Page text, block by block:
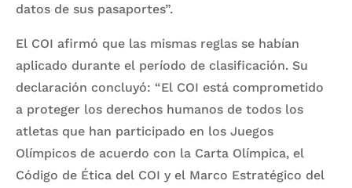
datos de sus pasaportes”.
El COI afirmó que las mismas reglas se habían
aplicado durante el período de clasificación. Su
declaración concluyó: “El COI está comprometido
a proteger los derechos humanos de todos los
atletas que han participado en los Juegos
Olímpicos de acuerdo con la Carta Olímpica, el
Código de Ética del COI y el Marco Estratégico del